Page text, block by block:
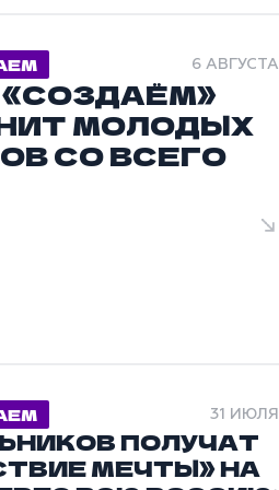
6 АВГУСТА
МОЛОДЫХ
СО ВСЕГО
31 ИЮЛЯ
ПОЛУЧАТ
МЕЧТЫ» НА